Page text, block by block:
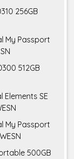
256GB
My Passport
512GB
Elements SE
My Passport
500GB